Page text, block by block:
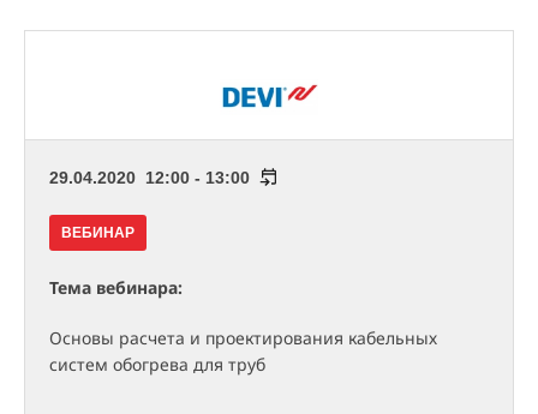
29.04.2020 12:00 - 13:00
ВЕБИНАР
Тема вебинара:
Основы расчета и проектирования кабельных
систем обогрева для труб